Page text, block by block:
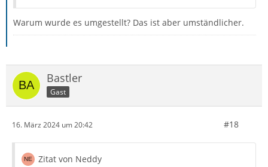
Warum wurde es umgestellt? Das ist aber umständlicher.
Bastler
Gast
16. März 2024 um 20:42 #18
Zitat von Neddy